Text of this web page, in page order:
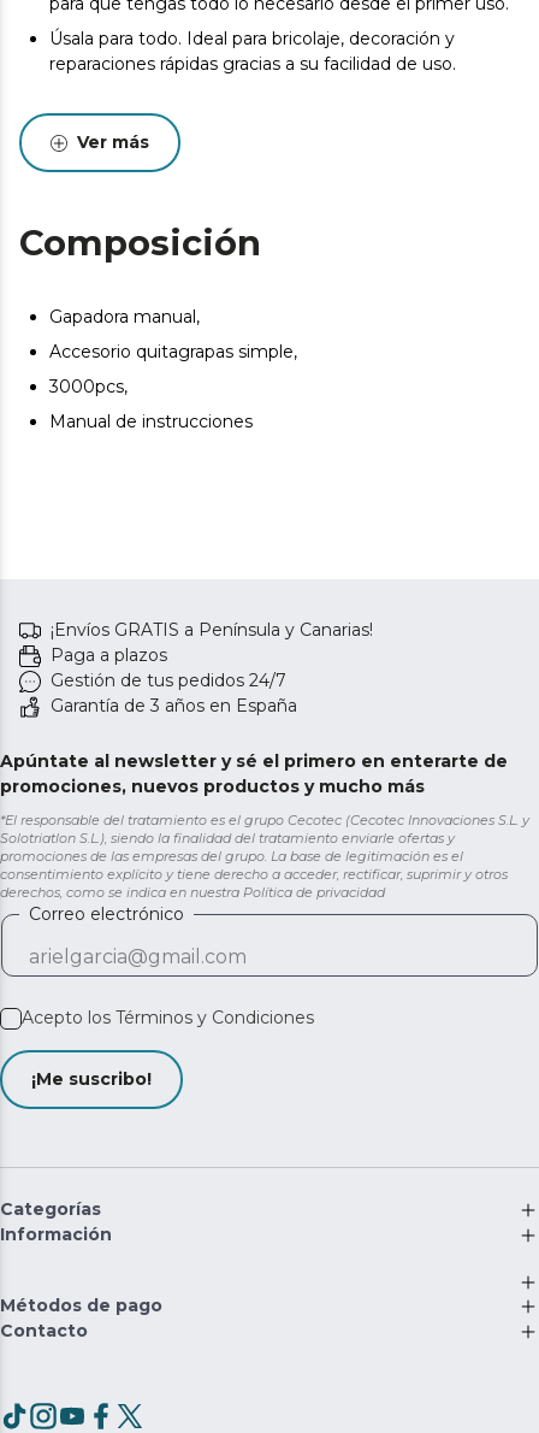
Úsala para todo. Ideal para bricolaje, decoración y
reparaciones rápidas gracias a su facilidad de uso.
Ver más
Composición
Gapadora manual,
Accesorio quitagrapas simple,
3000pcs,
Manual de instrucciones
¡Envíos GRATIS a Península y Canarias!
Paga a plazos
Gestión de tus pedidos 24/7
Garantía de 3 años en España
Apúntate al newsletter y sé el primero en enterarte de
promociones, nuevos productos y mucho más
*El responsable del tratamiento es el grupo Cecotec (Cecotec Innovaciones S.L. y
Solotriatlon S.L.), siendo la finalidad del tratamiento enviarle ofertas y
promociones de las empresas del grupo. La base de legitimación es el
consentimiento explícito y tiene derecho a acceder, rectificar, suprimir y otros
derechos, como se indica en nuestra Política de privacidad
Correo electrónico
Acepto los Términos y Condiciones
¡Me suscribo!
Categorías
Información
Métodos de pago
Contacto